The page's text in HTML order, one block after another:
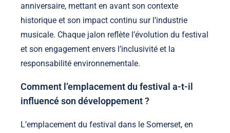
anniversaire, mettant en avant son contexte
historique et son impact continu sur l’industrie
musicale. Chaque jalon reflète l’évolution du festival
et son engagement envers l’inclusivité et la
responsabilité environnementale.
Comment l’emplacement du festival a-t-il
influencé son développement ?
L’emplacement du festival dans le Somerset, en